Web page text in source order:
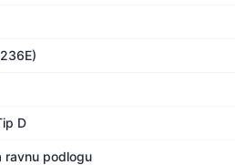
D
ravnu podlogu